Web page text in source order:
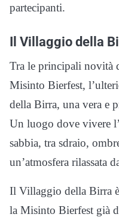
partecipanti.
Il Villaggio della
Tra le principali novità
Misinto Bierfest,
della Birra, una vera e
Un luogo dove vivere
sabbia, tra sdraio,
un’atmosfera rilassata
Il Villaggio della Birra
la Misinto Bierfest già